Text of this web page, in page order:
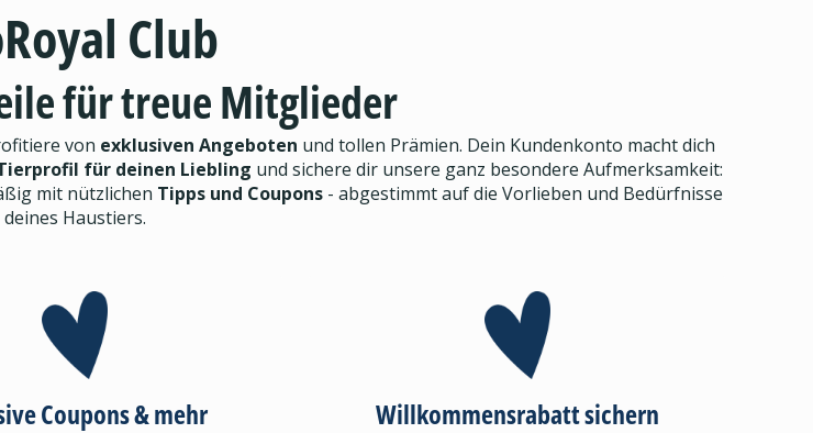
Club
für treue Mitglieder
von exklusiven Angeboten und tollen Prämien. Dein Kundenkonto macht dich
für deinen Liebling und sichere dir unsere ganz besondere Aufmerksamkeit:
mit nützlichen Tipps und Coupons - abgestimmt auf die Vorlieben und Bedürfnisse
deines Haustiers.
Coupons & mehr Willkommensrabatt sichern